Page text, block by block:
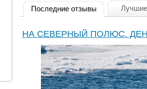
Последние отзывы
НА СЕВЕРНЫЙ ПОЛЮС.